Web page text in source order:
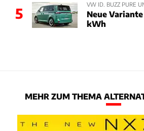
5
VW ID. BUZZ PURE
Neue
kWh
MEHR ZUM THEMA